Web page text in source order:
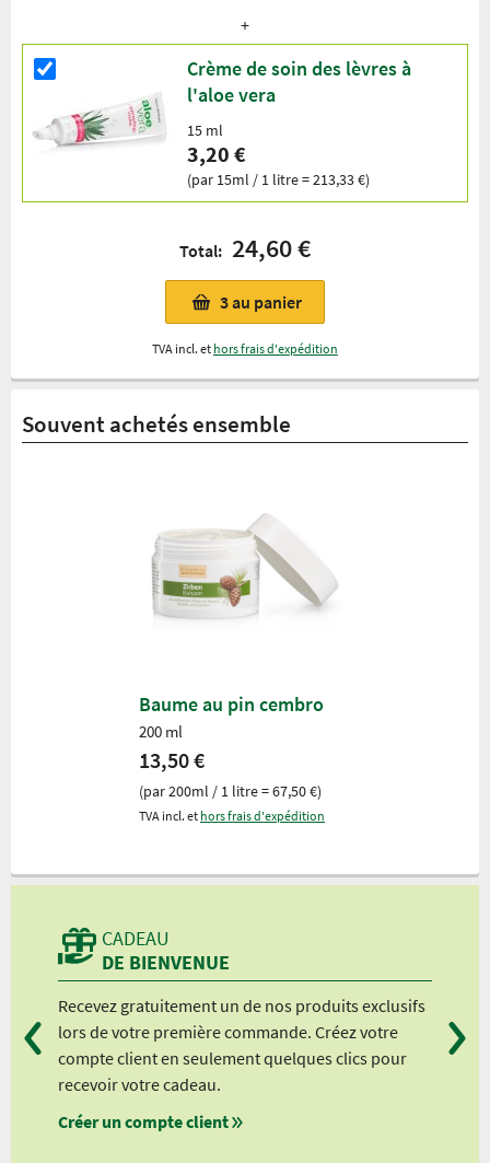
Crème de soin des lèvres à
l'aloe vera
15 ml
3,20 €
(par 15ml / 1 litre = 213,33 €)
Total: 24,60 €
3au panier
TVA incl. et hors frais d'expédition
Souvent achetés ensemble
Baume au pin cembro
200 ml
13,50 €
(par 200ml / 1 litre = 67,50 €)
TVA incl. et hors frais d'expédition
CADEAU
DE BIENVENUE
Recevez gratuitement un de nos produits exclusifs
lors de votre première commande. Créez votre
compte client en seulement quelques clics pour
recevoir votre cadeau.
Créer un compte client